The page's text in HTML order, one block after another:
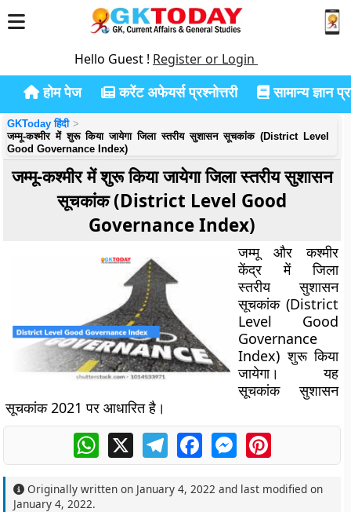
Hello Guest ! Register or Login
होम पेज करेंट अफेयर्स प्रश्नोत्तरी सामान्य ज्ञान
GKToday हिंदी
जम्मू-कश्मीर में शुरू किया जायेगा जिला स्तरीय सुशासन सूचकांक (District Level
Good Governance Index)
जम्मू-कश्मीर में शुरू किया जायेगा जिला स्तरीय सुशासन
सूचकांक (District Level Good
Governance Index)
जम्मू और कश्मीर
केंद्र में जिला
स्तरीय सुशासन
सूचकांक (District
Level Good
Governance
Index) शुरू किया
जायेगा। यह
सूचकांक सुशासन
सूचकांक 2021 पर आधारित है।
WhatsApp
X TelegramFacebookMessengerPinterest
Originally written on January 4, 2022 and last modified on
January 4, 2022.